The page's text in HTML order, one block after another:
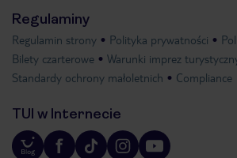
Regulaminy
Regulamin strony Polityka prywatności
Bilety czarterowe
Warunki imprez
Standardy ochrony małoletnich
Compliance
TUI w Internecie